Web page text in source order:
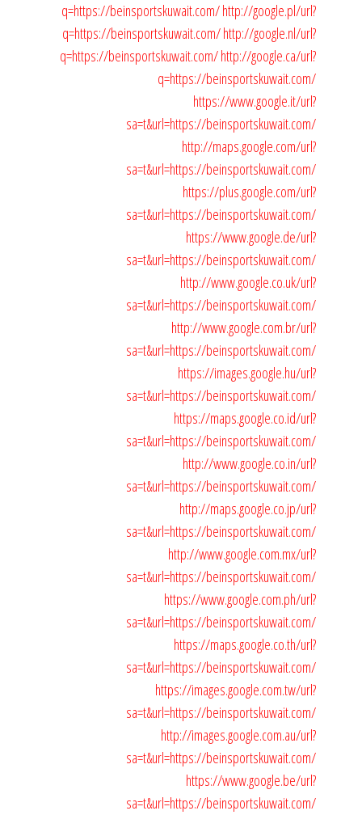
q=https://beinsportskuwait.com/http://google.pl/url?
q=https://beinsportskuwait.com/http://google.nl/url?
q=https://beinsportskuwait.com/http://google.ca/url?
q=https://beinsportskuwait.com/
https://www.google.it/url?
sa=t&url=https://beinsportskuwait.com/
http://maps.google.com/url?
sa=t&url=https://beinsportskuwait.com/
https://plus.google.com/url?
sa=t&url=https://beinsportskuwait.com/
https://www.google.de/url?
sa=t&url=https://beinsportskuwait.com/
http://www.google.co.uk/url?
sa=t&url=https://beinsportskuwait.com/
http://www.google.com.br/url?
sa=t&url=https://beinsportskuwait.com/
https://images.google.hu/url?
sa=t&url=https://beinsportskuwait.com/
https://maps.google.co.id/url?
sa=t&url=https://beinsportskuwait.com/
http://www.google.co.in/url?
sa=t&url=https://beinsportskuwait.com/
http://maps.google.co.jp/url?
sa=t&url=https://beinsportskuwait.com/
http://www.google.com.mx/url?
sa=t&url=https://beinsportskuwait.com/
https://www.google.com.ph/url?
sa=t&url=https://beinsportskuwait.com/
https://maps.google.co.th/url?
sa=t&url=https://beinsportskuwait.com/
https://images.google.com.tw/url?
sa=t&url=https://beinsportskuwait.com/
http://images.google.com.au/url?
sa=t&url=https://beinsportskuwait.com/
https://www.google.be/url?
sa=t&url=https://beinsportskuwait.com/